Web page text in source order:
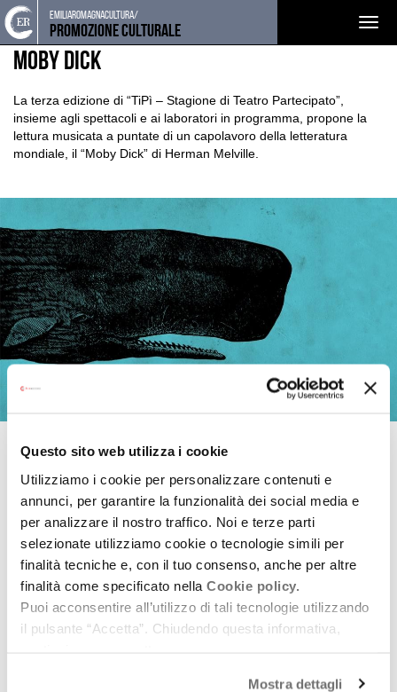
Questo sito web utilizza i cookie
Utilizziamo i cookie per personalizzare contenuti e
annunci, per garantire la funzionalità dei social media e
per analizzare il nostro traffico. Noi e terze parti
selezionate utilizziamo cookie o tecnologie simili per
finalità tecniche e, con il tuo consenso, anche per altre
finalità come specificato nella Cookie policy.
Puoi acconsentire all’utilizzo di tali tecnologie utilizzando
il pulsante “Accetta”. Chiudendo questa informativa,
Mostra dettagli
Torna
alla
home
page
Cerca
nel
sito
Salta
ai
contenuti
Salta
al
menu
principale
emiliaromagnacultura/
Promozione Culturale
EVENTI E NEWS NOTIZIE
Moby Dick
La terza edizione di “TiPì – Stagione di Teatro Partecipato”,
insieme agli spettacoli e ai laboratori in programma, propone la
lettura musicata a puntate di un capolavoro della letteratura
mondiale, il “Moby Dick” di Herman Melville.
immagine
03 Settembre 2019
La terza edizione di “TiPì – Stagione di Teatro Partecipato”,
insieme agli spettacoli e ai laboratori in programma, propone la
lettura musicata a puntate di un capolavoro della letteratura
mondiale, il “Moby Dick” di Herman Melville. L’adattamento è a
cura di Paolo Zaccaria, con letture di Manuela De Meo, Irma
Ridolfini, Isacco Tognon, Paolo Zaccaria e brani musicali a cura
Appuntamenti nelle biblioteche comunali di Mirandola (4